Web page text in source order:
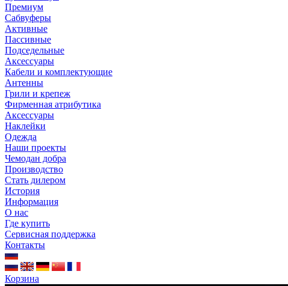
Премиум
Сабвуферы
Активные
Пассивные
Подседельные
Аксессуары
Кабели и комплектующие
Антенны
Грили и крепеж
Фирменная атрибутика
Аксессуары
Наклейки
Одежда
Наши проекты
Чемодан добра
Производство
Стать дилером
История
Информация
О нас
Где купить
Сервисная поддержка
Контакты
Корзина